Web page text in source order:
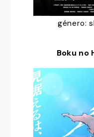
género:
Boku no